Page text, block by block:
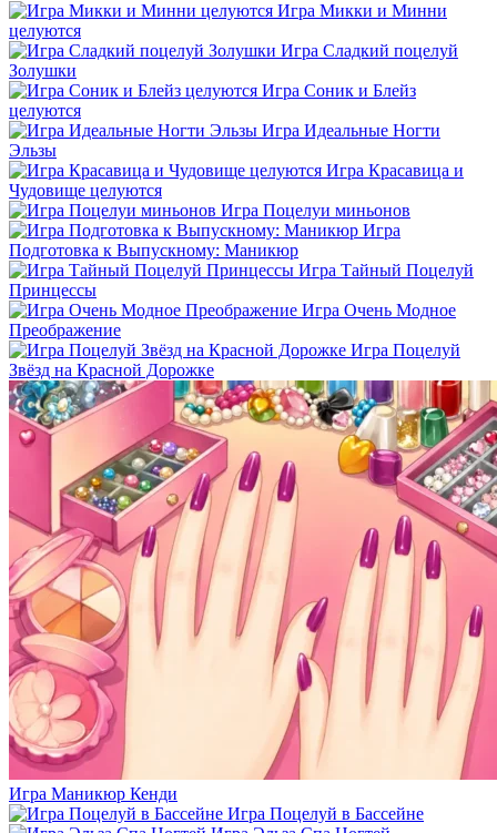
Игра Микки и Минни
целуются
Игра Сладкий поцелуй
Золушки
Игра Соник и Блейз
целуются
Игра Идеальные Ногти
Эльзы
Игра Красавица и
Чудовище целуются
Игра Поцелуи миньонов
Игра
Подготовка к Выпускному: Маникюр
Игра Тайный Поцелуй
Принцессы
Игра Очень Модное
Преображение
Игра Поцелуй
Звёзд на Красной Дорожке
Игра Маникюр Кенди
Игра Поцелуй в Бассейне